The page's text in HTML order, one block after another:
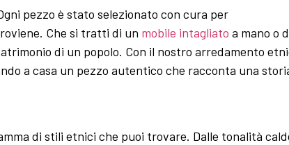
pezzo è stato selezionato con cura per
Che si tratti di un mobile intagliato a mano o
di un popolo. Con il nostro arredamento
a casa un pezzo autentico che racconta una
di stili etnici che puoi trovare. Dalle tonalità